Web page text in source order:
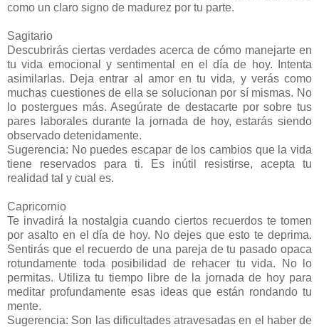
como un claro signo de madurez por tu parte.
Sagitario
Descubrirás ciertas verdades acerca de cómo manejarte en
tu vida emocional y sentimental en el día de hoy. Intenta
asimilarlas. Deja entrar al amor en tu vida, y verás como
muchas cuestiones de ella se solucionan por sí mismas. No
lo postergues más. Asegúrate de destacarte por sobre tus
pares laborales durante la jornada de hoy, estarás siendo
observado detenidamente.
Sugerencia: No puedes escapar de los cambios que la vida
tiene reservados para ti. Es inútil resistirse, acepta tu
realidad tal y cual es.
Capricornio
Te invadirá la nostalgia cuando ciertos recuerdos te tomen
por asalto en el día de hoy. No dejes que esto te deprima.
Sentirás que el recuerdo de una pareja de tu pasado opaca
rotundamente toda posibilidad de rehacer tu vida. No lo
permitas. Utiliza tu tiempo libre de la jornada de hoy para
meditar profundamente esas ideas que están rondando tu
mente.
Sugerencia: Son las dificultades atravesadas en el haber de